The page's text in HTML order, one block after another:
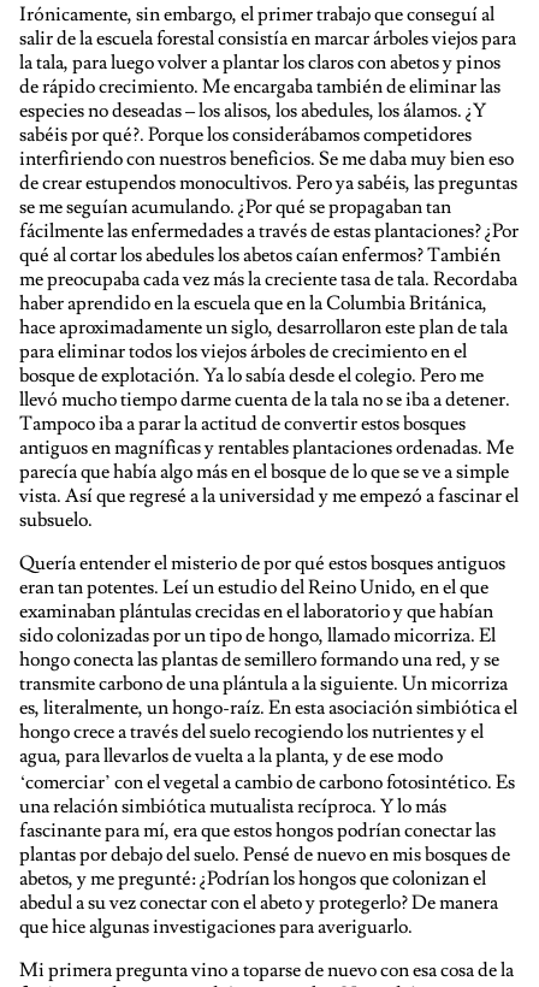
Irónicamente, sin embargo, el primer trabajo que conseguí al
salir de la escuela forestal consistía en marcar árboles viejos para
la tala, para luego volver a plantar los claros con abetos y pinos
de rápido crecimiento. Me encargaba también de eliminar las
especies no deseadas – los alisos, los abedules, los álamos. ¿Y
sabéis por qué?. Porque los considerábamos competidores
interfiriendo con nuestros beneficios. Se me daba muy bien eso
de crear estupendos monocultivos. Pero ya sabéis, las preguntas
se me seguían acumulando. ¿Por qué se propagaban tan
fácilmente las enfermedades a través de estas plantaciones? ¿Por
qué al cortar los abedules los abetos caían enfermos? También
me preocupaba cada vez más la creciente tasa de tala. Recordaba
haber aprendido en la escuela que en la Columbia Británica,
hace aproximadamente un siglo, desarrollaron este plan de tala
para eliminar todos los viejos árboles de crecimiento en el
bosque de explotación. Ya lo sabía desde el colegio. Pero me
llevó mucho tiempo darme cuenta de la tala no se iba a detener.
Tampoco iba a parar la actitud de convertir estos bosques
antiguos en magníficas y rentables plantaciones ordenadas. Me
parecía que había algo más en el bosque de lo que se ve a simple
vista. Así que regresé a la universidad y me empezó a fascinar el
subsuelo.
Quería entender el misterio de por qué estos bosques antiguos
eran tan potentes. Leí un estudio del Reino Unido, en el que
examinaban plántulas crecidas en el laboratorio y que habían
sido colonizadas por un tipo de hongo, llamado micorriza. El
hongo conecta las plantas de semillero formando una red, y se
transmite carbono de una plántula a la siguiente. Un micorriza
es, literalmente, un hongo-raíz. En esta asociación simbiótica el
hongo crece a través del suelo recogiendo los nutrientes y el
agua, para llevarlos de vuelta a la planta, y de ese modo
‘comerciar’ con el vegetal a cambio de carbono fotosintético. Es
una relación simbiótica mutualista recíproca. Y lo más
fascinante para mí, era que estos hongos podrían conectar las
plantas por debajo del suelo. Pensé de nuevo en mis bosques de
abetos, y me pregunté: ¿Podrían los hongos que colonizan el
abedul a su vez conectar con el abeto y protegerlo? De manera
que hice algunas investigaciones para averiguarlo.
Mi primera pregunta vino a toparse de nuevo con esa cosa de la